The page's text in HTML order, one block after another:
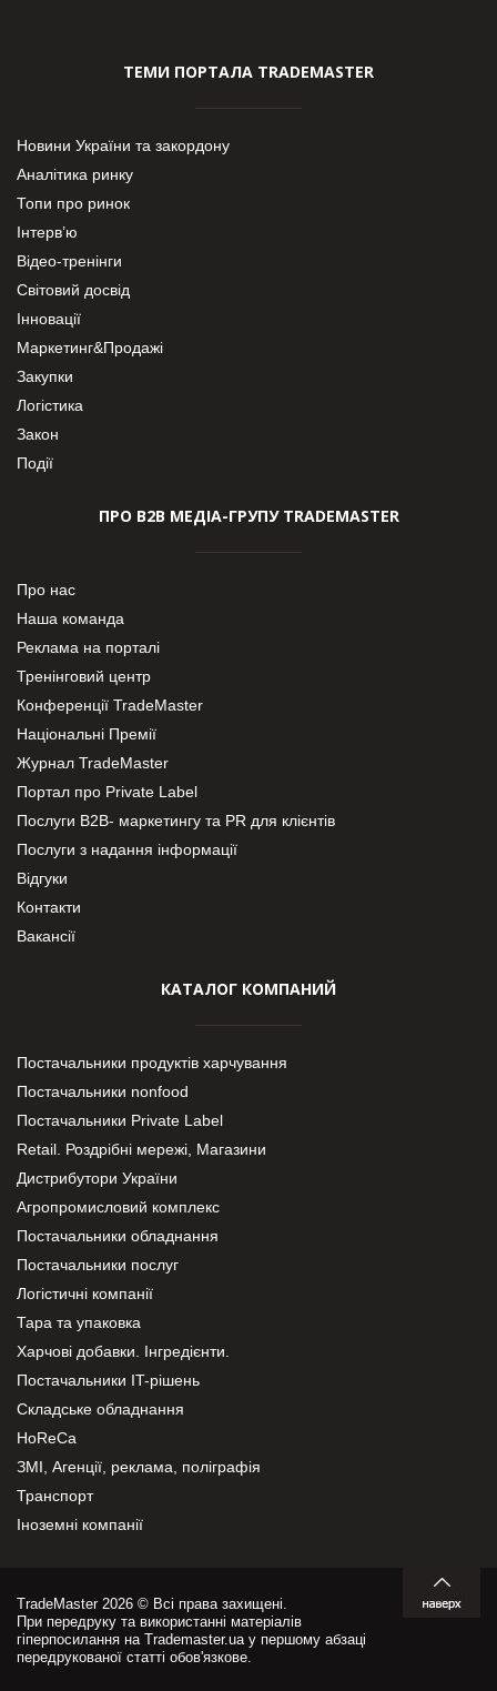
ТЕМИ ПОРТАЛА TRADEMASTER
Новини України та закордону
Аналітика ринку
Топи про ринок
Інтерв’ю
Відео-тренінги
Світовий досвід
Інновації
Маркетинг&Продажі
Закупки
Логістика
Закон
Події
ПРО В2В МЕДІА-ГРУПУ TRADEMASTER
Про нас
Наша команда
Реклама на порталі
Тренінговий центр
Конференції TradeMaster
Національні Премії
Журнал TradeMaster
Портал про Private Label
Послуги В2В- маркетингу та PR для клієнтів
Послуги з надання інформації
Відгуки
Контакти
Вакансії
КАТАЛОГ КОМПАНИЙ
Постачальники продуктів харчування
Постачальники nonfood
Постачальники Private Label
Retail. Роздрібні мережі, Магазини
Дистрибутори України
Агропромисловий комплекс
Постачальники обладнання
Постачальники послуг
Логістичні компанії
Тара та упаковка
Харчові добавки. Інгредієнти.
Постачальники IT-рішень
Складське обладнання
HoReCa
ЗМІ, Агенції, реклама, поліграфія
Транспорт
Іноземні компанії
TradeMaster 2026 © Всі права захищені.
При передруку та використанні матеріалів
гіперпосилання на Trademaster.ua у першому абзаці
передрукованої статті обов'язкове.